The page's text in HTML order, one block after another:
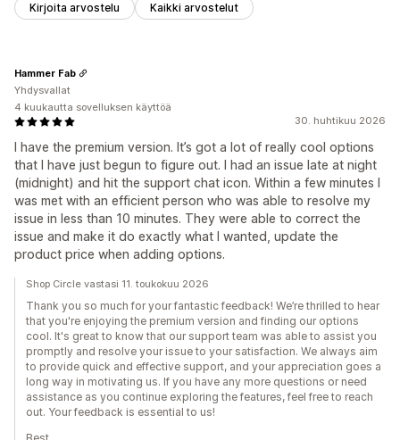
Kirjoita arvostelu Kaikki arvostelut
30. huhtikuu 2026
I have the premium version. It’s got a lot of really cool options
that I have just begun to figure out. I had an issue late at night
(midnight) and hit the support chat icon. Within a few minutes I
was met with an efficient person who was able to resolve my
issue in less than 10 minutes. They were able to correct the
issue and make it do exactly what I wanted, update the
product price when adding options.
Hammer Fab
Yhdysvallat
4 kuukautta sovelluksen käyttöä
Shop Circle vastasi 11. toukokuu 2026
Thank you so much for your fantastic feedback! We’re thrilled to hear
that you're enjoying the premium version and finding our options
cool. It's great to know that our support team was able to assist you
promptly and resolve your issue to your satisfaction. We always aim
to provide quick and effective support, and your appreciation goes a
long way in motivating us. If you have any more questions or need
assistance as you continue exploring the features, feel free to reach
out. Your feedback is essential to us!